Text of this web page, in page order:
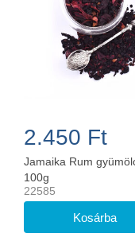
2.450 Ft
Jamaika Rum
100g
22585